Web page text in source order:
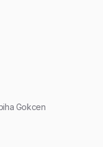
Gokcen